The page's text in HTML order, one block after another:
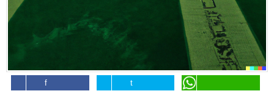
İletişim